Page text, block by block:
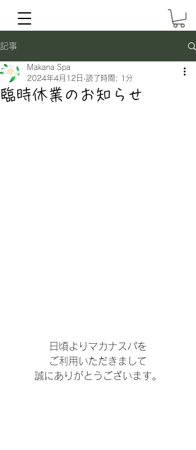
記事
臨時休業のお知らせ
Makana Spa
2024年4月12日 読了時間: 1分
日頃よりマカナスパを
ご利用いただきまして
誠にありがとうございます。